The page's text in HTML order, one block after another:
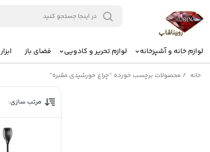
لوازم خانه و آشپزخانه لوازم تحریر و کادویی فضای باز
خانه / محصولات برچسب خورده “چراغ خورشیدی مقبره”
مرتب سازی: